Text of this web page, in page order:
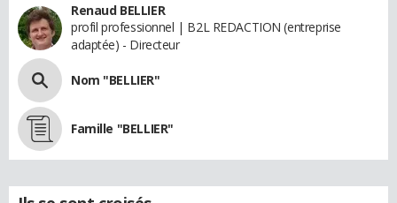
Renaud BELLIER
profil professionnel | B2L REDACTION (entreprise
adaptée) - Directeur
Nom "BELLIER"
Famille "BELLIER"